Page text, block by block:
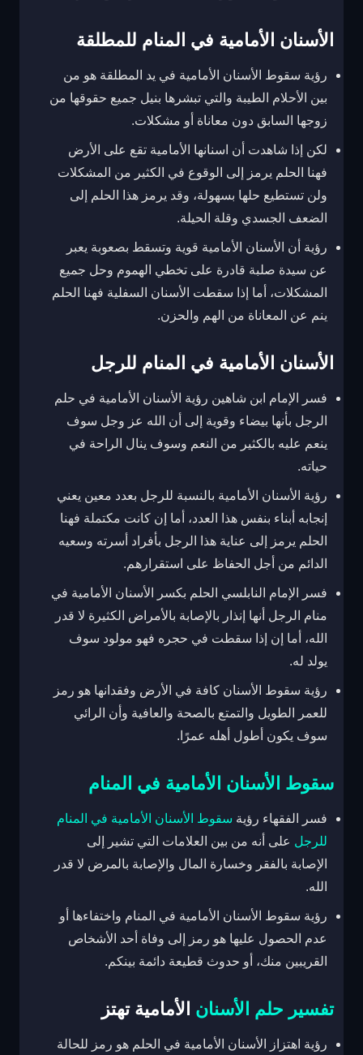
الأسنان الأمامية في المنام للمطلقة
رؤية سقوط الأسنان الأمامية في يد المطلقة هو من
بين الأحلام الطيبة والتي تبشرها بنيل جميع حقوقها من
زوجها السابق دون معاناة أو مشكلات.
لكن إذا شاهدت أن اسنانها الأمامية تقع على الأرض
فهنا الحلم يرمز إلى الوقوع في الكثير من المشكلات
ولن تستطيع حلها بسهولة، وقد يرمز هذا الحلم إلى
الضعف الجسدي وقلة الحيلة.
رؤية أن الأسنان الأمامية قوية وتسقط بصعوبة يعبر
عن سيدة صلبة قادرة على تخطي الهموم وحل جميع
المشكلات، أما إذا سقطت الأسنان السفلية فهنا الحلم
ينم عن المعاناة من الهم والحزن.
الأسنان الأمامية في المنام للرجل
فسر الإمام ابن شاهين رؤية الأسنان الأمامية في حلم
الرجل بأنها بيضاء وقوية إلى أن الله عز وجل سوف
ينعم عليه بالكثير من النعم وسوف ينال الراحة في
حياته.
رؤية الأسنان الأمامية بالنسبة للرجل بعدد معين يعني
إنجابه أبناء بنفس هذا العدد، أما إن كانت مكتملة فهنا
الحلم يرمز إلى عناية هذا الرجل بأفراد أسرته وسعيه
الدائم من أجل الحفاظ على استقرارهم.
فسر الإمام النابلسي الحلم بكسر الأسنان الأمامية في
منام الرجل أنها إنذار بالإصابة بالأمراض الكثيرة لا قدر
الله، أما إن إذا سقطت في حجره فهو مولود سوف
يولد له.
رؤية سقوط الأسنان كافة في الأرض وفقدانها هو رمز
للعمر الطويل والتمتع بالصحة والعافية وأن الرائي
سوف يكون أطول أهله عمرًا.
سقوط الأسنان الأمامية في المنام
فسر الفقهاء رؤية سقوط الأسنان الأمامية في المنام
للرجل على أنه من بين العلامات التي تشير إلى
الإصابة بالفقر وخسارة المال والإصابة بالمرض لا قدر
الله.
رؤية سقوط الأسنان الأمامية في المنام واختفاءها أو
عدم الحصول عليها هو رمز إلى وفاة أحد الأشخاص
القريبين منك، أو حدوث قطيعة دائمة بينكم.
تفسير حلم الأسنان الأمامية تهتز
رؤية اهتزاز الأسنان الأمامية في الحلم هو رمز للحالة